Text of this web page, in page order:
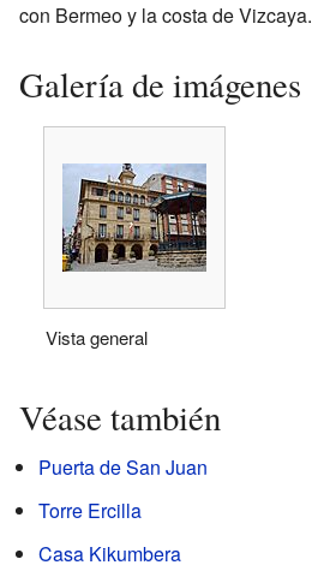
con Bermeo y la costa de Vizcaya.
Galería de imágenes
Vista general
Véase también
Puerta de San Juan
Torre Ercilla
Casa Kikumbera